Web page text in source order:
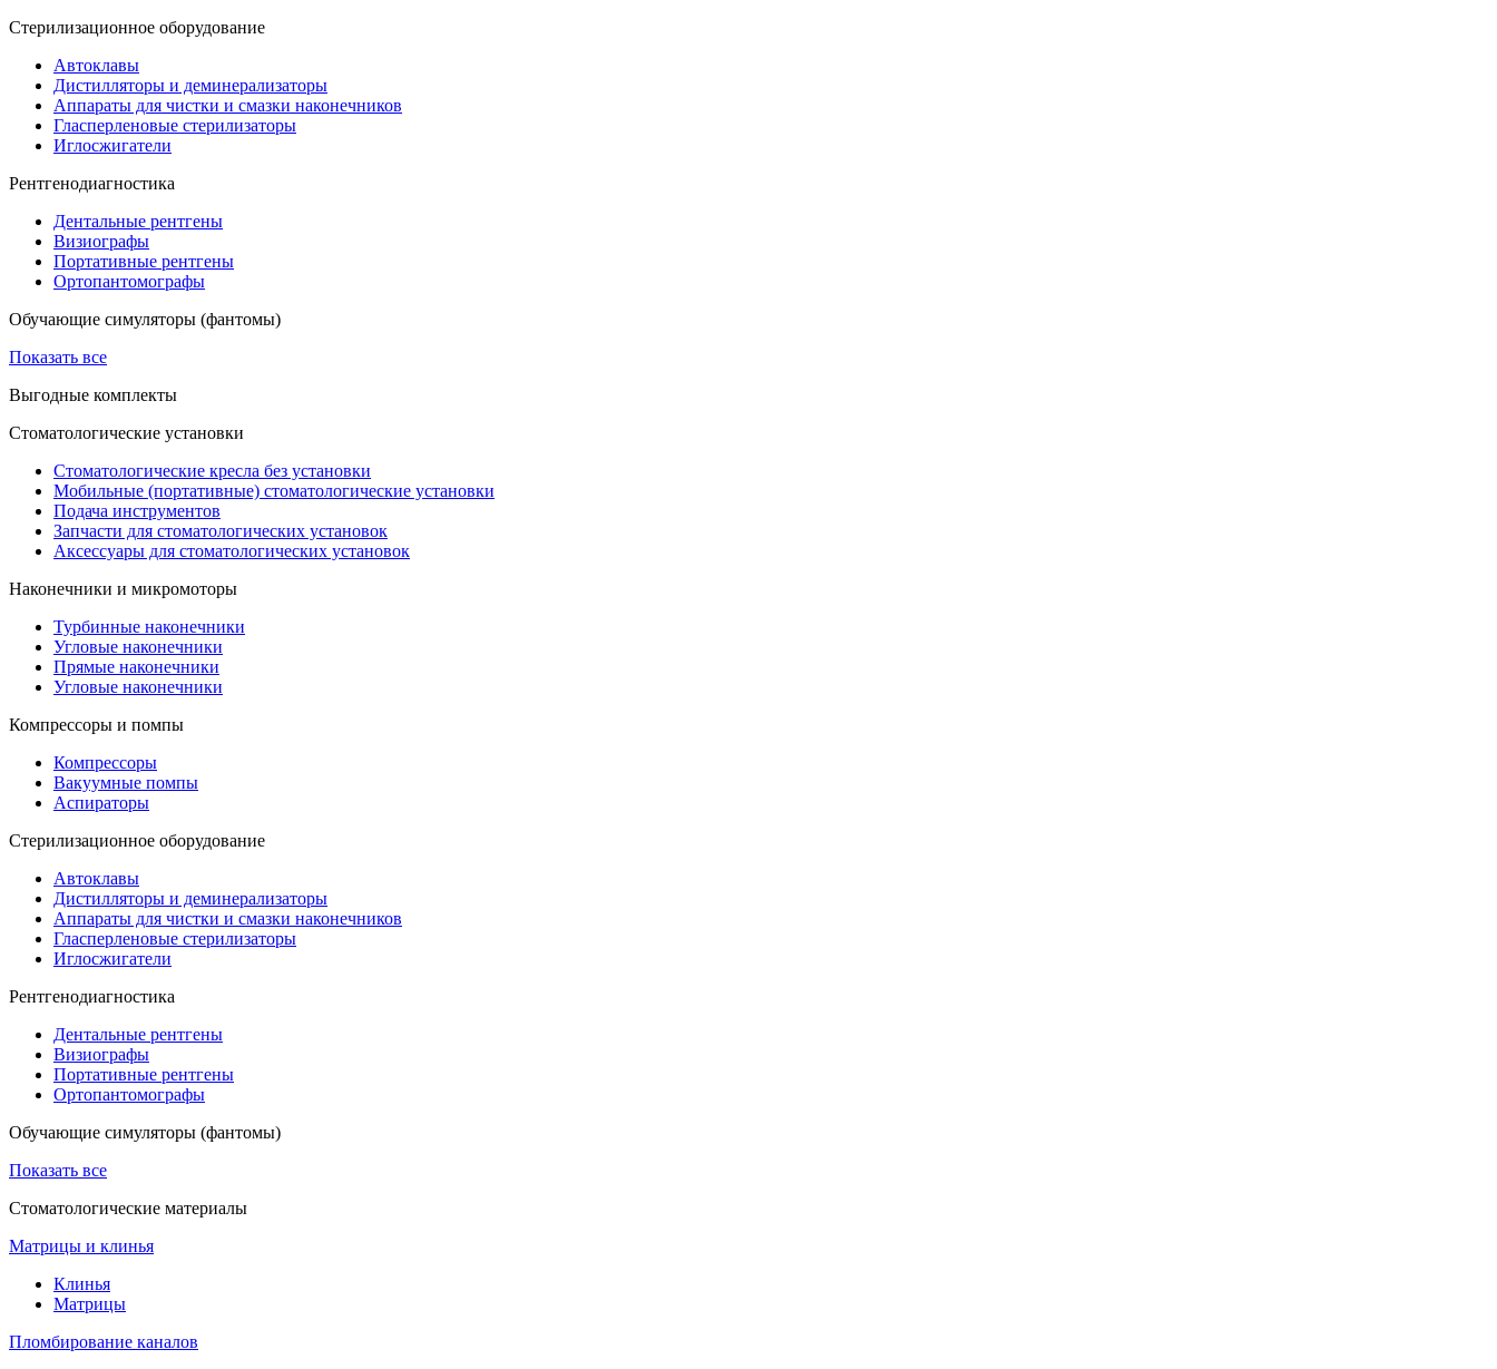
Стерилизационное оборудование
Автоклавы
Дистилляторы и деминерализаторы
Аппараты для чистки и смазки наконечников
Гласперленовые стерилизаторы
Иглосжигатели
Рентгенодиагностика
Дентальные рентгены
Визиографы
Портативные рентгены
Ортопантомографы
Обучающие симуляторы (фантомы)
Показать все
Выгодные комплекты
Стоматологические установки
Стоматологические кресла без установки
Мобильные (портативные) стоматологические установки
Подача инструментов
Запчасти для стоматологических установок
Аксессуары для стоматологических установок
Наконечники и микромоторы
Турбинные наконечники
Угловые наконечники
Прямые наконечники
Угловые наконечники
Компрессоры и помпы
Компрессоры
Вакуумные помпы
Аспираторы
Стерилизационное оборудование
Автоклавы
Дистилляторы и деминерализаторы
Аппараты для чистки и смазки наконечников
Гласперленовые стерилизаторы
Иглосжигатели
Рентгенодиагностика
Дентальные рентгены
Визиографы
Портативные рентгены
Ортопантомографы
Обучающие симуляторы (фантомы)
Показать все
Стоматологические материалы
Матрицы и клинья
Клинья
Матрицы
Пломбирование каналов